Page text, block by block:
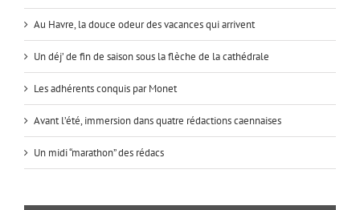
Au Havre, la douce odeur des vacances qui arrivent
Un déj’ de fin de saison sous la flèche de la cathédrale
Les adhérents conquis par Monet
Avant l’été, immersion dans quatre rédactions caennaises
Un midi “marathon” des rédacs